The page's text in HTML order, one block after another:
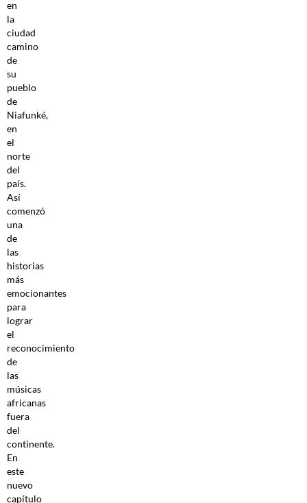
en
la
ciudad
camino
de
su
pueblo
de
Niafunké,
en
el
norte
del
país.
Así
comenzó
una
de
las
historias
más
emocionantes
para
lograr
el
reconocimiento
de
las
músicas
africanas
fuera
del
continente.
En
este
nuevo
capítulo